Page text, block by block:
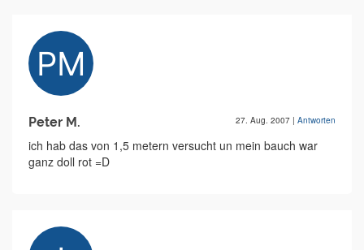
Peter M. 27. Aug. 2007 | Antworten
ich hab das von 1,5 metern versucht un mein bauch war
ganz doll rot =D